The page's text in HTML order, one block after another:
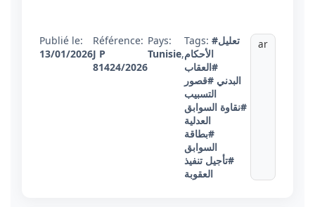
Publié le:
13/01/2026
Référence:
J P
81424/2026
Pays:
Tunisie,
Tags: #تعليل
الأحكام
#العقاب
البدني #قصور
التسبيب
#نقاوة السوابق
العدلية
#بطاقة
السوابق
#تأجيل تنفيذ
العقوبة
ar